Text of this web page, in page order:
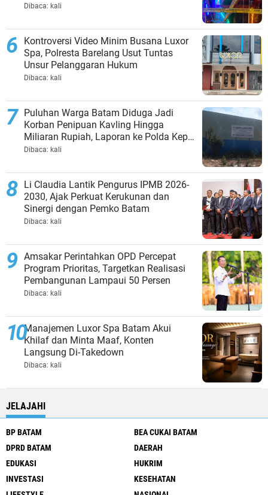
Dibaca: kali
Kontroversi Video Minim Busana Luxor
Spa, Polresta Barelang Usut Tuntas
Unsur Pelanggaran Hukum
Dibaca: kali
Puluhan Warga Batam Diduga Jadi
Korban Penipuan Kavling Hingga
Miliaran Rupiah, Laporan ke Polda Kepri
Jalan di Tempat?
Dibaca: kali
Li Claudia Lantik Pengurus IPMB 2026-
2030, Ajak Perkuat Kerukunan dan
Sinergi dengan Pemko Batam
Dibaca: kali
Amsakar Perintahkan OPD Percepat
Program Prioritas, Targetkan Realisasi
Pembangunan Lampaui 50 Persen
Dibaca: kali
Manajemen Luxor Spa Batam Akui
Khilaf dan Minta Maaf, Konten
Langsung Di-Takedown
Dibaca: kali
JELAJAHI
BP BATAM
BEA CUKAI BATAM
DPRD BATAM
DAERAH
EDUKASI
HUKRIM
INVESTASI
KESEHATAN